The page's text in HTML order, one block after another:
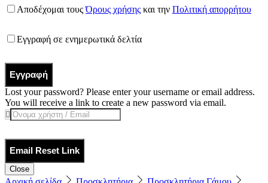
Αποδέχομαι τουςΌρους χρήσης και την Πολιτική απορρήτου
Εγγραφή σε ενημερωτικά δελτία
Εγγραφή
Lost your password? Please enter your username or email address.
You will receive a link to create a new password via email.
Email Reset Link
Close